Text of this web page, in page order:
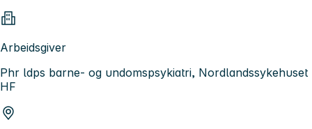
Arbeidsgiver
Phr ldps barne- og undomspsykiatri, Nordlandssykehuset
HF